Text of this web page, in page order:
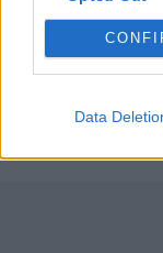
DataPerfil